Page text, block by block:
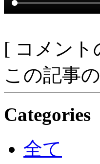
[ コメント
この記事
Categories
全て